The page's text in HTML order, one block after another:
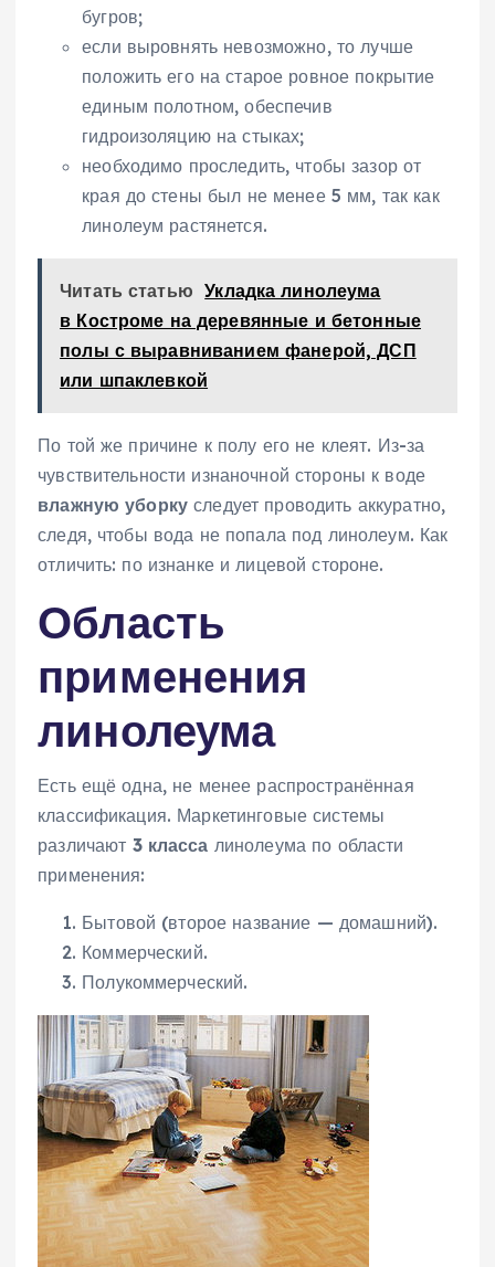
бугров;
если выровнять невозможно, то лучше
положить его на старое ровное покрытие
единым полотном, обеспечив
гидроизоляцию на стыках;
необходимо проследить, чтобы зазор от
края до стены был не менее 5 мм, так как
линолеум растянется.
Читать статью Укладка линолеума
в Костроме на деревянные и бетонные
полы с выравниванием фанерой, ДСП
или шпаклевкой
По той же причине к полу его не клеят. Из-за
чувствительности изнаночной стороны к воде
влажную уборку следует проводить аккуратно,
следя, чтобы вода не попала под линолеум. Как
отличить: по изнанке и лицевой стороне.
Область
применения
линолеума
Есть ещё одна, не менее распространённая
классификация. Маркетинговые системы
различают 3 класса линолеума по области
применения:
Бытовой (второе название — домашний).
Коммерческий.
Полукоммерческий.